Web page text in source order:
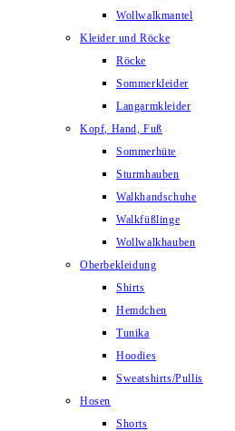
Wollwalkmantel
Kleider und Röcke
Röcke
Sommerkleider
Langarmkleider
Kopf, Hand, Fuß
Sommerhüte
Sturmhauben
Walkhandschuhe
Walkfüßlinge
Wollwalkhauben
Oberbekleidung
Shirts
Hemdchen
Tunika
Hoodies
Sweatshirts/Pullis
Hosen
Shorts